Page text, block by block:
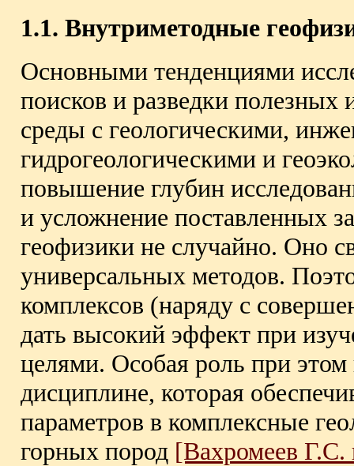
1.1. Внутриметодные
Основными тенденциями
поисков и разведки полезных
среды с геологическими,
гидрогеологическими и
повышение глубин
и усложнение поставленных
геофизики не случайно. Оно
универсальных методов.
комплексов (наряду с
дать высокий эффект при
целями. Особая роль при
дисциплине, которая
параметров в комплексные
горных пород [Вахромеев Г.С.